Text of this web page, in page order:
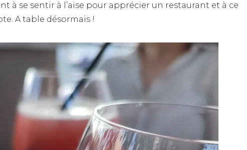
à se sentir à l’aise pour apprécier un restaurant et à ce
A table désormais !